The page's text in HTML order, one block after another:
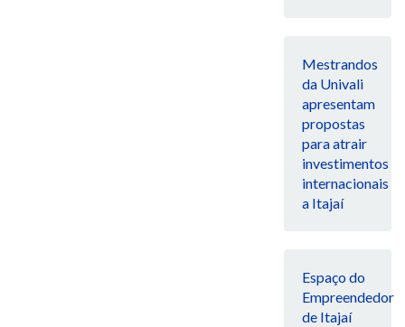
Mestrandos
da Univali
apresentam
propostas
para atrair
investimentos
internacionais
a Itajaí
Espaço do
Empreendedor
de Itajaí